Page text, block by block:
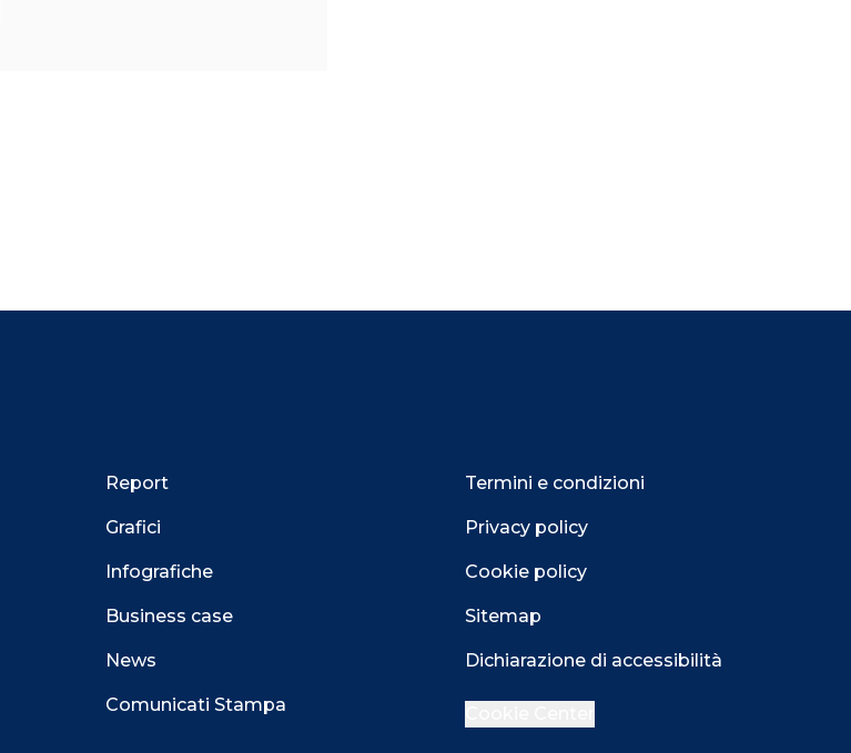
Report
Grafici
Infografiche
Business case
News
Comunicati Stampa
Termini e condizioni
Privacy policy
Cookie policy
Sitemap
Dichiarazione di accessibilità